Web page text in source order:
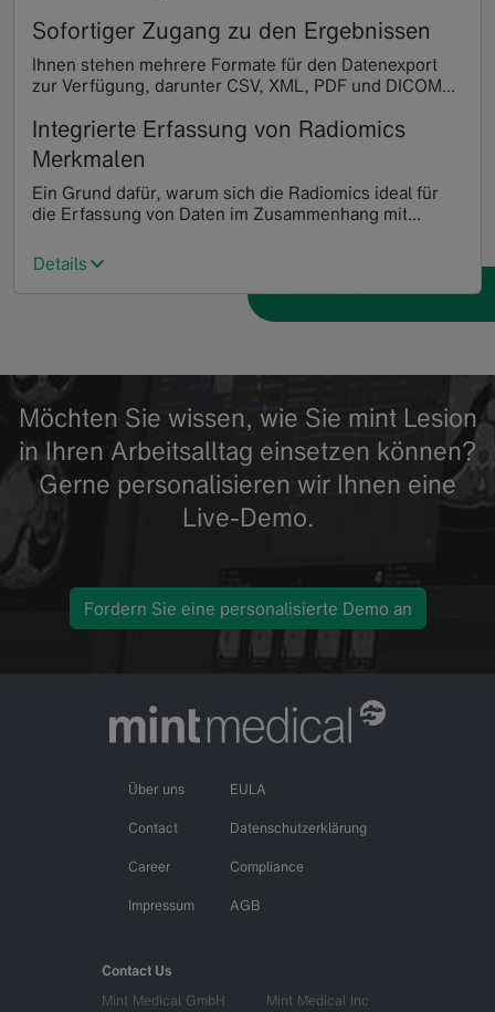
Sofortiger Zugang zu den Ergebnissen
Ihnen stehen mehrere Formate für den Datenexport
zur Verfügung, darunter CSV, XML, PDF und DICOM...
Integrierte Erfassung von Radiomics
Merkmalen
Ein Grund dafür, warum sich die Radiomics ideal für
die Erfassung von Daten im Zusammenhang mit...
Details
Möchten Sie wissen, wie Sie mint Lesion
in Ihren Arbeitsalltag einsetzen können?
Gerne personalisieren wir Ihnen eine
Live-Demo.
Fordern Sie eine personalisierte Demo an
Über uns
Contact
Career
Impressum
EULA
Datenschutzerklärung
Compliance
AGB
Contact Us
Mint Medical GmbH
Mint Medical Inc